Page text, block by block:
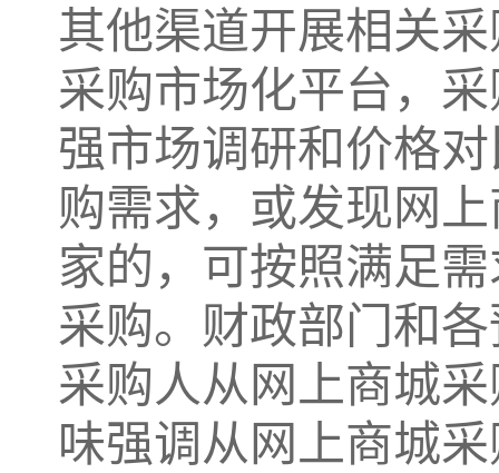
其他渠道开展相关
采购市场化平台，
强市场调研和价格
购需求，或发现网
家的，可按照满足
采购。财政部门和
采购人从网上商城
味强调从网上商城